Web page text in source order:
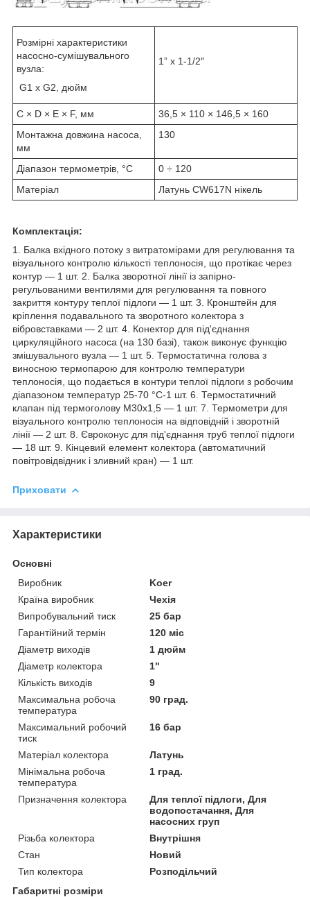
Розмірні характеристики
насосно-сумішувального
вузла:
G1 х G2, дюйм
1” х 1-1/2″
C × D × E × F, мм
36,5 × 110 × 146,5 × 160
Монтажна довжина насоса,
мм
130
Діапазон термометрів, °C
0 ÷ 120
Матеріал
Латунь CW617N нікель
Комплектація:
1. Балка вхідного потоку з витратомірами для регулювання та
візуального контролю кількості теплоносія, що протікає через
контур — 1 шт. 2. Балка зворотної лінії із запірно-
регульованими вентилями для регулювання та повного
закриття контуру теплої підлоги — 1 шт. 3. Кронштейн для
кріплення подавального та зворотного колектора з
вібровставками — 2 шт. 4. Конектор для під'єднання
циркуляційного насоса (на 130 базі), також виконує функцію
змішувального вузла — 1 шт. 5. Термостатична голова з
виносною термопарою для контролю температури
теплоносія, що подається в контури теплої підлоги з робочим
діапазоном температур 25-70 °C-1 шт. 6. Термостатичний
клапан під термоголову М30х1,5 — 1 шт. 7. Термометри для
візуального контролю теплоносія на відповідній і зворотній
лінії — 2 шт. 8. Євроконус для під'єднання труб теплої підлоги
— 18 шт. 9. Кінцевий елемент колектора (автоматичний
повітровідвідник і зливний кран) — 1 шт.
Приховати
Характеристики
Основні
Виробник
Koer
Країна виробник
Чехія
Випробувальний тиск
25 бар
Гарантійний термін
120 міс
Діаметр виходів
1 дюйм
Діаметр колектора
1"
Кількість виходів
9
Максимальна робоча
температура
90 град.
Максимальний робочий
тиск
16 бар
Матеріал колектора
Латунь
Мінімальна робоча
температура
1 град.
Призначення колектора
Для теплої підлоги, Для
водопостачання, Для
насосних груп
Різьба колектора
Внутрішня
Стан
Новий
Тип колектора
Розподільчий
Габаритні розміри